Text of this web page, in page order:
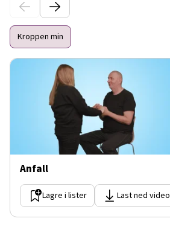
Kroppen min
Anfall
Lagre i lister Last ned video